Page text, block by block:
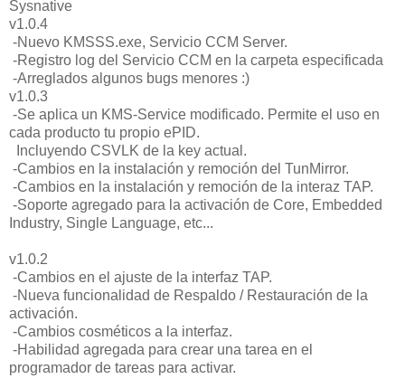
Sysnative
v1.0.4
-Nuevo KMSSS.exe, Servicio CCM Server.
-Registro log del Servicio CCM en la carpeta especificada
-Arreglados algunos bugs menores :)
v1.0.3
-Se aplica un KMS-Service modificado. Permite el uso en
cada producto tu propio ePID.
Incluyendo CSVLK de la key actual.
-Cambios en la instalación y remoción del TunMirror.
-Cambios en la instalación y remoción de la interaz TAP.
-Soporte agregado para la activación de Core, Embedded
Industry, Single Language, etc...
v1.0.2
-Cambios en el ajuste de la interfaz TAP.
-Nueva funcionalidad de Respaldo / Restauración de la
activación.
-Cambios cosméticos a la interfaz.
-Habilidad agregada para crear una tarea en el
programador de tareas para activar.